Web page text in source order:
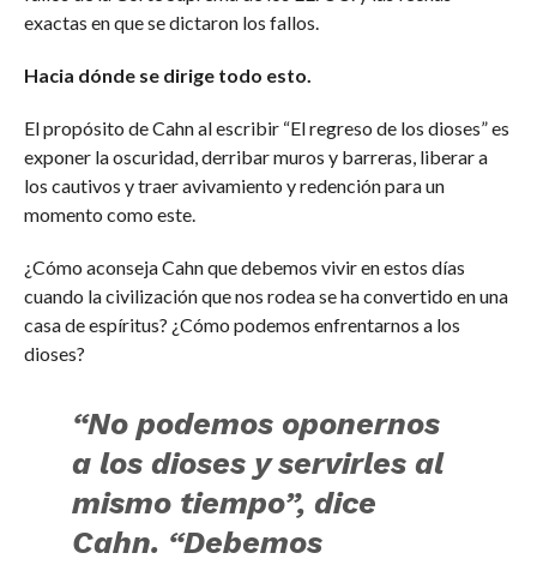
exactas en que se dictaron los fallos.
Hacia dónde se dirige todo esto.
El propósito de Cahn al escribir “El regreso de los dioses” es
exponer la oscuridad, derribar muros y barreras, liberar a
los cautivos y traer avivamiento y redención para un
momento como este.
¿Cómo aconseja Cahn que debemos vivir en estos días
cuando la civilización que nos rodea se ha convertido en una
casa de espíritus? ¿Cómo podemos enfrentarnos a los
dioses?
“No podemos oponernos
a los dioses y servirles al
mismo tiempo”, dice
Cahn. “Debemos